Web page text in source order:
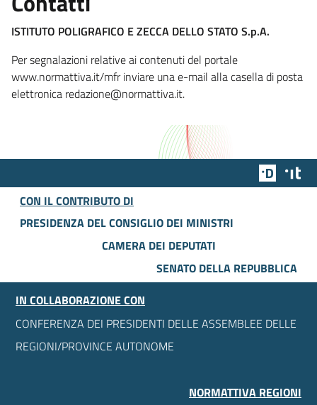
ISTITUTO POLIGRAFICO E ZECCA DELLO STATO S.p.A.
Per segnalazioni relative ai contenuti del portale
www.normattiva.it/mfr inviare una e-mail alla casella di posta
elettronica redazione@normattiva.it.
Team
CON IL CONTRIBUTO DI
PRESIDENZA DEL CONSIGLIO DEI MINISTRI
CAMERA DEI DEPUTATI
SENATO DELLA REPUBBLICA
IN COLLABORAZIONE CON
CONFERENZA DEI PRESIDENTI DELLE ASSEMBLEE DELLE
REGIONI/PROVINCE AUTONOME
NORMATTIVA REGIONI